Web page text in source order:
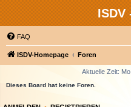
ISDV
FAQ
ISDV-Homepage Foren
Aktuelle Zeit:
Dieses Board hat keine Foren.